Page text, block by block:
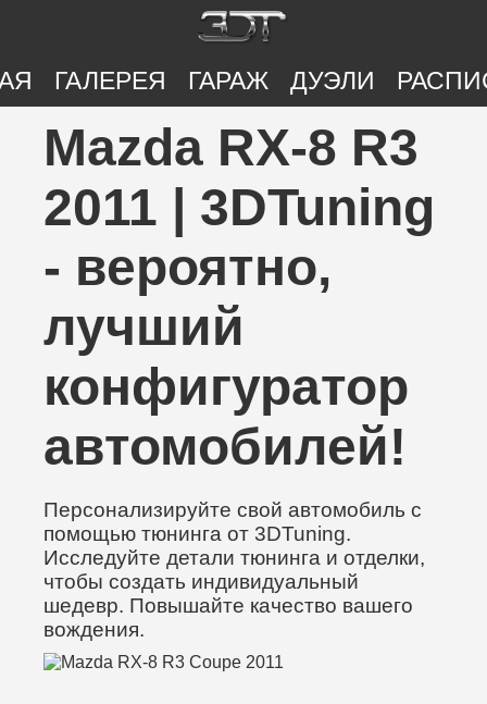
ГАЛЕРЕЯ ГАРАЖ ДУЭЛИ
Mazda RX-8 R3
2011 | 3DTuning
- вероятно,
лучший
конфигуратор
автомобилей!
Персонализируйте свой автомобиль с
помощью тюнинга от 3DTuning.
Исследуйте детали тюнинга и отделки,
чтобы создать индивидуальный
шедевр. Повышайте качество вашего
вождения.